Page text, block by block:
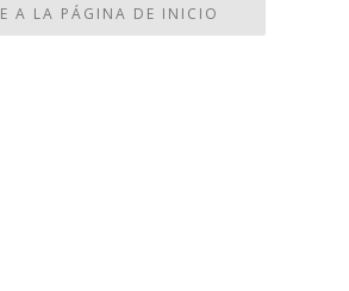
A LA PÁGINA DE INICIO